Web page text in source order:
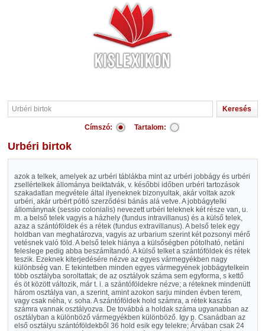
Címszó: Tartalom:
Urbéri birtok
azok a telkek, amelyek az urbéri táblákba mint az urbéri jobbágy és urbéri
zsellértelkek állománya beiktatvák, v. későbbi időben urbéri tartozások
szakadatlan megvétele által ilyeneknek bizonyultak, akár voltak azok
urbéri, akár urbért pótló szerződési bánás alá vetve. A jobbágytelki
állománynak (sessio colonialis) nevezett urbéri teleknek két része van, u.
m. a belső telek vagyis a házhely (fundus intravillanus) és a külső telek,
azaz a szántóföldek és a rétek (fundus extravillanus). A belső telek egy
holdban van meghatározva, vagyis az urbarium szerint két pozsonyi mérő
vetésnek való föld. A belső telek hiánya a külsőségben pótolható, netáni
feleslege pedig abba beszámítandó. A külső telket a szántóföldek és rétek
teszik. Ezeknek kiterjedésére nézve az egyes vármegyékben nagy
különbség van. E tekintetben minden egyes vármegyének jobbágytelkein
több osztályba soroltattak; de az osztályok száma sem egyforma, s kettő
és öt között változik, már t. i. a szántóföldekre nézve; a réteknek mindenütt
három osztálya van, a szerint, amint azokon sarju minden évben terem,
vagy csak néha, v. soha. A szántóföldek hold számra, a rétek kaszás
számra vannak osztályozva. De továbbá a holdak száma ugyanabban az
osztályban a különböző vármegyékben különböző. Igy p. Csanádban az
első osztályu szántóföldekből 36 hold esik egy telekre; Árvában csak 24